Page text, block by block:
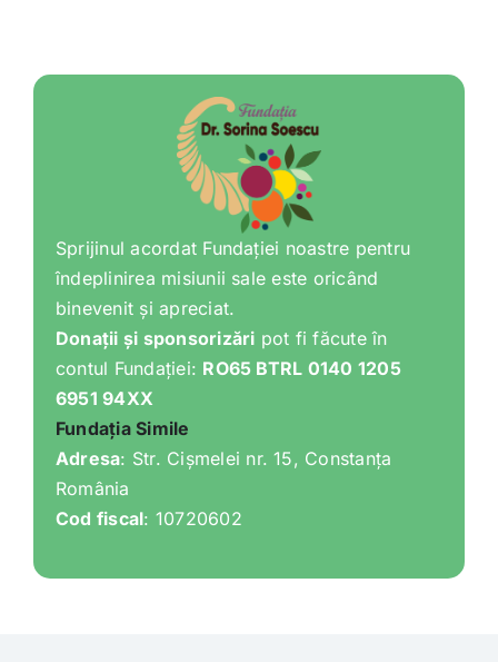
Sprijinul acordat Fundației noastre pentru
îndeplinirea misiunii sale este oricând
binevenit și apreciat.
Donații și sponsorizări pot fi făcute în
contul Fundației: RO65 BTRL 0140 1205
6951 94XX
Fundația Simile
Adresa: Str. Cișmelei nr. 15, Constanța
România
Cod fiscal: 10720602